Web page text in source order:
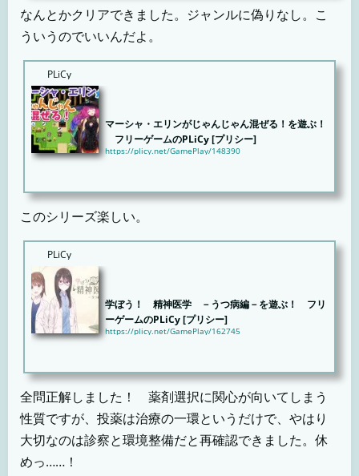
なんとかクリアできました。ジャンルに偽りなし。こ
ういうのでいいんだよ。
PLiCy
マーシャ・エリンがじゃんじゃん混ぜる！を遊ぶ！
フリーゲームのPLiCy [プリシー]
https://plicy.net/GamePlay/148390
間5分...
このシリーズ楽しい。
PLiCy
学ぼう！ 精神医学 －うつ病編－を遊ぶ！ フリ
ーゲームのPLiCy [プリシー]
https://plicy.net/GamePlay/162745
解を減...
全問正解しました！ 薬剤選択に関心が向いてしまう
性質ですが、投薬は治療の一環というだけで、やはり
大切なのは診察と環境整備だと再確認できました。休
めっ……！